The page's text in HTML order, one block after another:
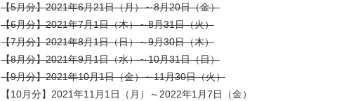
【5月分】2021年6月21日（月）～8月20日（金）
【6月分】2021年7月1日（木）～8月31日（火）
【7月分】2021年8月1日（日）～9月30日（木）
【8月分】2021年9月1日（水）～10月31日（日）
【9月分】2021年10月1日（金）～11月30日（火）
【10月分】2021年11月1日（月）～2022年1月7日（金）